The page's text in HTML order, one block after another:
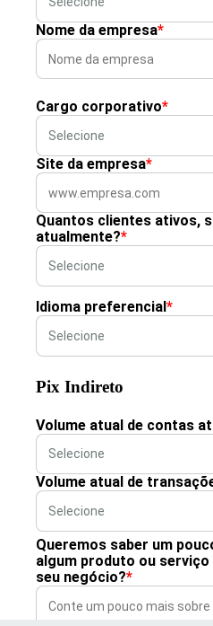
Nome da empresa*
Cargo corporativo*
Site da empresa*
Quantos clientes ativos,
atualmente?*
Idioma preferencial*
Pix Indireto
Volume atual de contas
Volume atual de
Queremos saber um
algum produto ou
seu negócio?*